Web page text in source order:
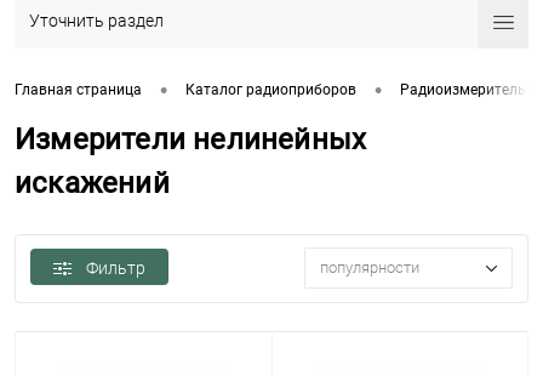
Уточнить раздел
Главная страница • Каталог радиоприборов •
Измерители нелинейных
искажений
Фильтр популярности